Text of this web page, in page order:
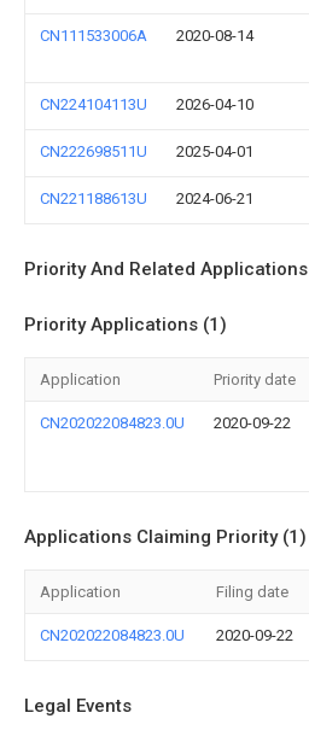
CN111533006A 2020-08-14
CN224104113U 2026-04-10
CN222698511U 2025-04-01
CN221188613U 2024-06-21
Priority And Related Applications
Priority Applications (1)
Application Priority date
CN202022084823.0U 2020-09-22
Applications Claiming Priority (1)
Application Filing date
CN202022084823.0U 2020-09-22
Legal Events